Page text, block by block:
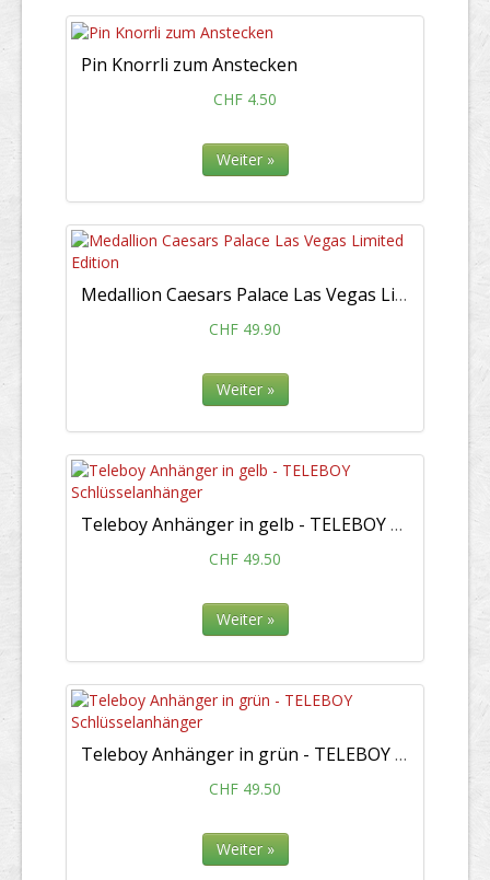
Pin Knorrli zum Anstecken
CHF 4.50
Weiter »
Medallion Caesars Palace Las Vegas Limited Edition
CHF 49.90
Weiter »
Teleboy Anhänger in gelb - TELEBOY Schlüsselanhänger
CHF 49.50
Weiter »
Teleboy Anhänger in grün - TELEBOY Schlüsselanhänger
CHF 49.50
Weiter »